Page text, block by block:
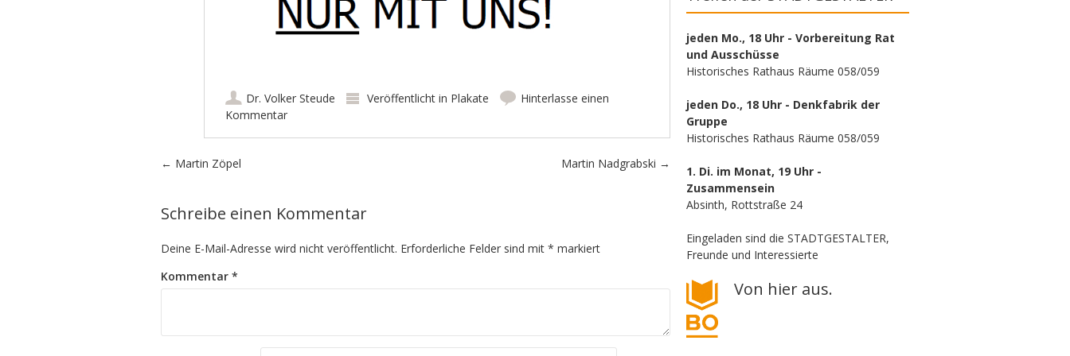
Dr. Volker Steude Veröffentlicht in Plakate
Hinterlasse einen
Kommentar
Artikel-Navigation
← Martin Zöpel Martin Nadgrabski →
Schreibe einen Kommentar
Deine E-Mail-Adresse wird nicht veröffentlicht. Erforderliche Felder sind mit * markiert
Kommentar *
jeden Mo., 18 Uhr - Vorbereitung Rat
und Ausschüsse
Historisches Rathaus Räume 058/059
jeden Do., 18 Uhr - Denkfabrik der
Gruppe
Historisches Rathaus Räume 058/059
1. Di. im Monat, 19 Uhr -
Zusammensein
Absinth, Rottstraße 24
Eingeladen sind die STADTGESTALTER,
Freunde und Interessierte
Von hier aus.